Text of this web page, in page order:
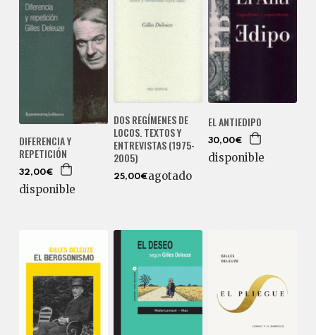
DIFERENCIA Y
REPETICIÓN
32,00€
disponible
DOS REGÍMENES DE
LOCOS. TEXTOS Y
ENTREVISTAS (1975-
2005)
25,00€agotado
EL ANTIEDIPO
30,00€
disponible